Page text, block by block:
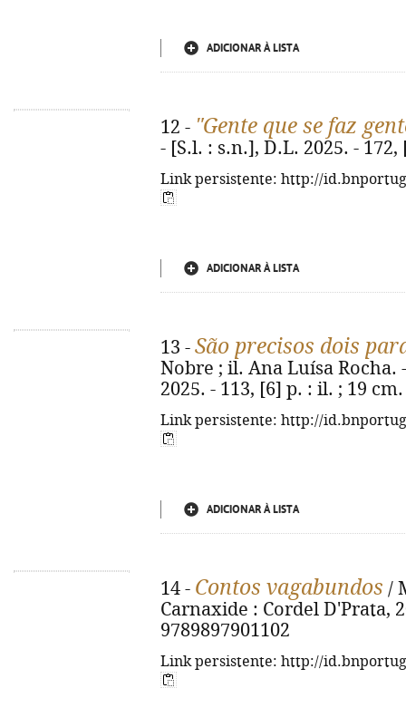
ADICIONAR À LISTA
12 - "Gente que se faz
- [S.l. : s.n.], D.L. 2025. - 172,
Link persistente: http://
ADICIONAR À LISTA
13 - São precisos dois
Nobre ; il. Ana Luísa Rocha.
2025. - 113, [6] p. : il. ; 19
Link persistente: http://
ADICIONAR À LISTA
14 - Contos vagabundos /
Carnaxide : Cordel D'Prata,
9789897901102
Link persistente: http://